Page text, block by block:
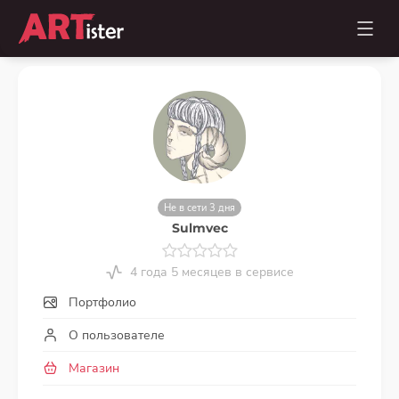
Не в сети 3 дня
Sulmvec
4 года 5 месяцев в сервисе
Портфолио
О пользователе
Магазин